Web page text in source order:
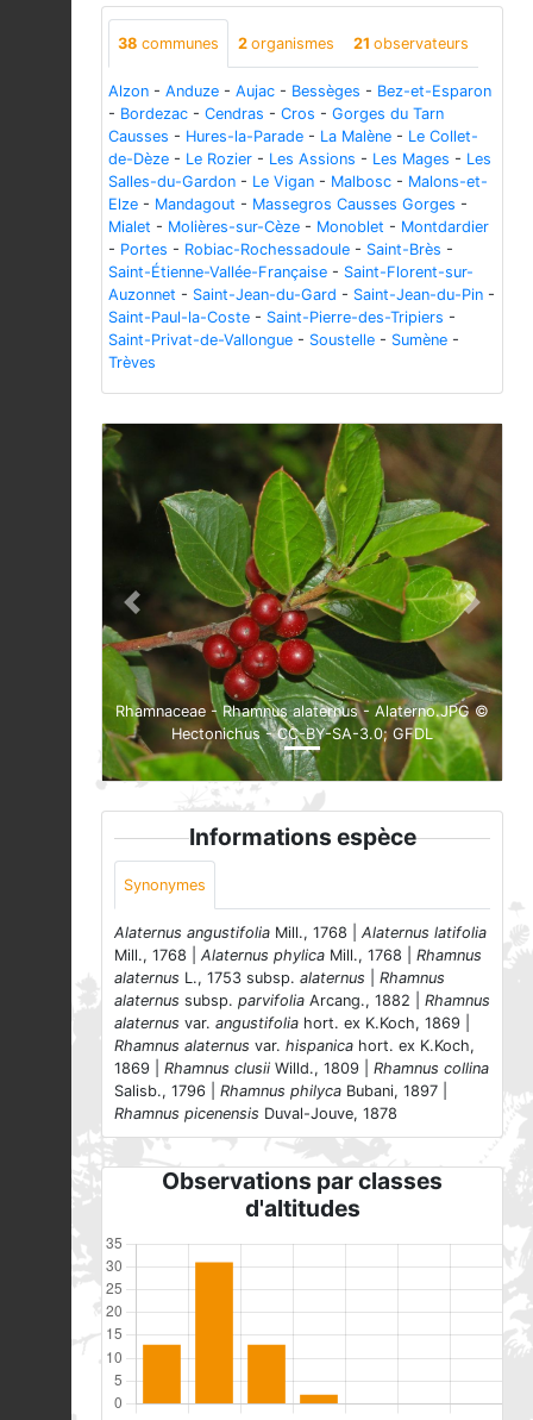
38 communes 2 organismes 21 observateurs
Alzon - Anduze - Aujac - Bessèges - Bez-et-Esparon
- Bordezac - Cendras - Cros - Gorges du Tarn
Causses - Hures-la-Parade - La Malène - Le Collet-
de-Dèze - Le Rozier - Les Assions - Les Mages - Les
Salles-du-Gardon - Le Vigan - Malbosc - Malons-et-
Elze - Mandagout - Massegros Causses Gorges -
Mialet - Molières-sur-Cèze - Monoblet - Montdardier
- Portes - Robiac-Rochessadoule - Saint-Brès -
Saint-Étienne-Vallée-Française - Saint-Florent-sur-
Auzonnet - Saint-Jean-du-Gard - Saint-Jean-du-Pin -
Saint-Paul-la-Coste - Saint-Pierre-des-Tripiers -
Saint-Privat-de-Vallongue - Soustelle - Sumène -
Trèves
Rhamnaceae - Rhamnus alaternus - Alaterno.JPG ©
Hectonichus - CC-BY-SA-3.0; GFDL
Previous Next
Informations espèce
Synonymes
Alaternus angustifolia Mill., 1768 | Alaternus latifolia
Mill., 1768 | Alaternus phylica Mill., 1768 | Rhamnus
alaternus L., 1753 subsp. alaternus
Rhamnus
alaternus subsp. parvifolia Arcang., 1882 | Rhamnus
alaternus var. angustifolia hort. ex K.Koch, 1869 |
Rhamnus alaternus var. hispanica hort. ex K.Koch,
1869 | Rhamnus clusii Willd., 1809 | Rhamnus collina
Salisb., 1796 | Rhamnus philyca Bubani, 1897 |
Rhamnus picenensis Duval-Jouve, 1878
Observations par classes
d'altitudes